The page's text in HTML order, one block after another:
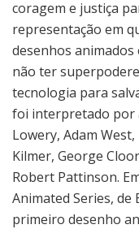
coragem e justiça
representação em
desenhos animados
não ter
tecnologia para
foi interpretado por
Lowery, Adam
Kilmer, George
Robert Pattinson.
Animated Series, de
primeiro desenho